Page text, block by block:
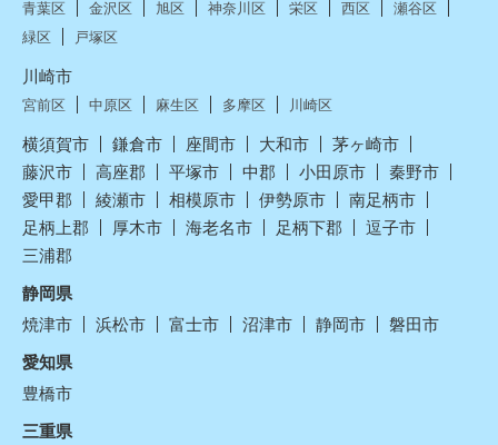
青葉区
金沢区 旭区 神奈川区 栄区 西区
瀬谷区
緑区
戸塚区
川崎市
宮前区 中原区 麻生区 多摩区 川崎区
横須賀市 鎌倉市 座間市 大和市
茅ヶ崎市
藤沢市
高座郡 平塚市 中郡 小田原市
秦野市
愛甲郡
綾瀬市 相模原市 伊勢原市
南足柄市
足柄上郡
厚木市 海老名市 足柄下郡
逗子市
三浦郡
静岡県
焼津市
浜松市 富士市 沼津市 静岡市
磐田市
愛知県
豊橋市
三重県